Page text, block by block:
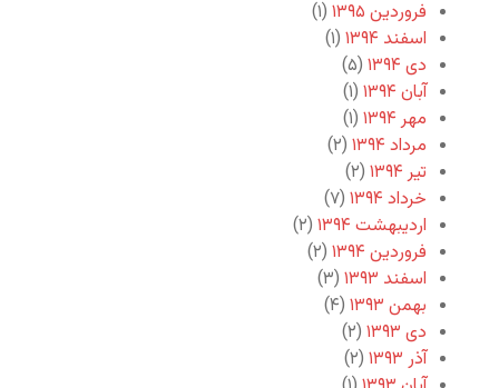
فروردین ۱۳۹۵
(۱)
اسفند ۱۳۹۴
(۱)
دی ۱۳۹۴
(۵)
آبان ۱۳۹۴
(۱)
مهر ۱۳۹۴
(۱)
مرداد ۱۳۹۴
(۲)
تیر ۱۳۹۴
(۲)
خرداد ۱۳۹۴
(۷)
اردیبهشت ۱۳۹۴
(۲)
فروردین ۱۳۹۴
(۲)
اسفند ۱۳۹۳
(۳)
بهمن ۱۳۹۳
(۴)
دی ۱۳۹۳
(۲)
آذر ۱۳۹۳
(۲)